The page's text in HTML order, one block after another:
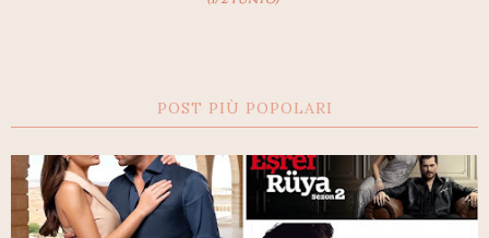
POST PIÙ POPOLARI